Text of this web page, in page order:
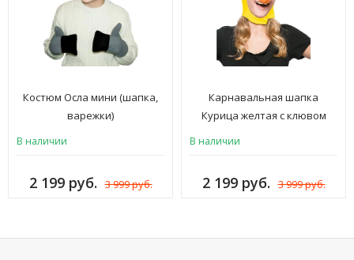
Костюм Осла мини (шапка,
варежки)
В наличии
2 199 руб. 3 999 руб.
Карнавальная шапка
Курица желтая с клювом
В наличии
2 199 руб. 3 999 руб.